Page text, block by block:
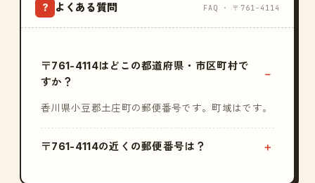
? よくある質問 FAQ · 〒761-4114
〒761-4114はどこの都道府県・市区町村で
すか？
香川県小豆郡土庄町の郵便番号です。町域はです。
〒761-4114の近くの郵便番号は？